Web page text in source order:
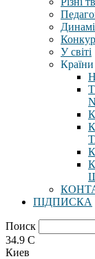
У світі
Країни
ПІДПИСКА
Поиск
34.9 C
Киев